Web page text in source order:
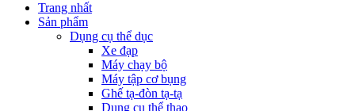
Trang nhất
Sản phẩm
Dụng cụ thể dục
Xe đạp
Máy chạy bộ
Máy tập cơ bụng
Ghế tạ-đòn tạ-tạ
Dụng cụ thể thao